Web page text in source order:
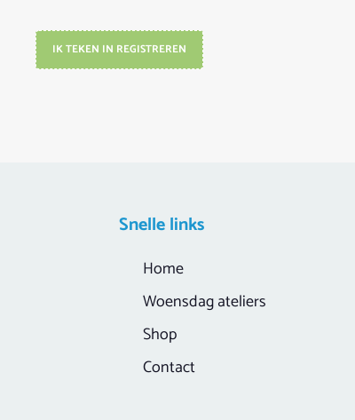
IK TEKEN IN REGISTREREN
Snelle links
Home
Woensdag ateliers
Shop
Contact